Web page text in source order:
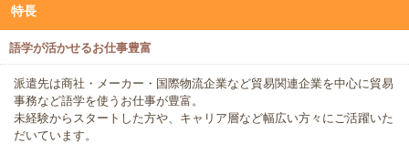
特長
語学が活かせるお仕事豊富
派遣先は商社・メーカー・国際物流企業など貿易関連企業を中心に貿易
事務など語学を使うお仕事が豊富。
未経験からスタートした方や、キャリア層など幅広い方々にご活躍いた
だいています。